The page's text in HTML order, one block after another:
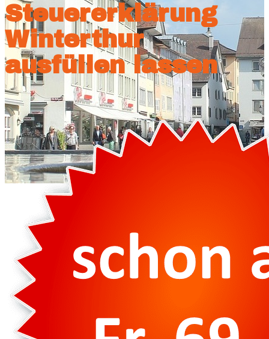
Steuererklärung
Winterthur
ausfüllen lassen